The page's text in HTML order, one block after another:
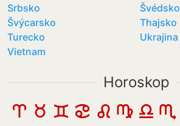
Srbsko
Švédsko
Švýcarsko
Thajsko
Turecko
Ukrajina
Vietnam
Horoskop